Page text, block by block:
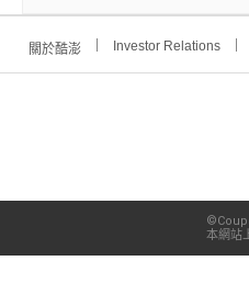
關於酷澎 Investor Relations
本網站